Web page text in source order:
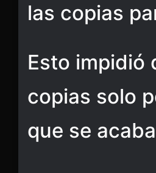
las copias
Esto impidió
copias solo
que se